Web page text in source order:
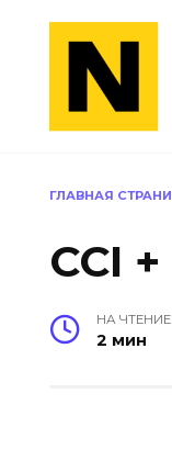
содержанию
ГЛАВНАЯ
CCI
НА ЧТЕНИЕ
2 мин